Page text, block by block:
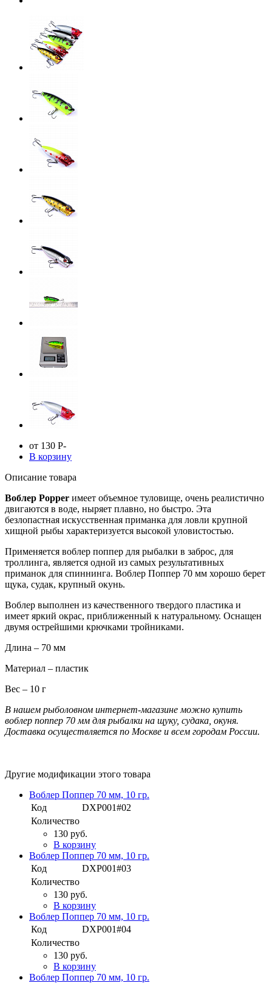
от 130 Р-
В корзину
Описание товара
Воблер Popper имеет объемное туловище, очень реалистично
двигаются в воде, ныряет плавно, но быстро. Эта
безлопастная искусственная приманка для ловли крупной
хищной рыбы характеризуется высокой уловистостью.
Применяется воблер поппер для рыбалки в заброс, для
троллинга, является одной из самых результативных
приманок для спиннинга. Воблер Поппер 70 мм хорошо берет
щука, судак, крупный окунь.
Воблер выполнен из качественного твердого пластика и
имеет яркий окрас, приближенный к натуральному. Оснащен
двумя острейшими крючками тройниками.
Длина – 70 мм
Материал – пластик
Вес – 10 г
В нашем рыболовном интернет-магазине можно купить
воблер поппер 70 мм для рыбалки на щуку, судака, окуня.
Доставка осуществляется по Москве и всем городам России.
Другие модификации этого товара
Воблер Поппер 70 мм, 10 гр.
Код
DXP001#02
Количество
130 руб.
В корзину
Воблер Поппер 70 мм, 10 гр.
Код
DXP001#03
Количество
130 руб.
В корзину
Воблер Поппер 70 мм, 10 гр.
Код
DXP001#04
Количество
130 руб.
В корзину
Воблер Поппер 70 мм, 10 гр.